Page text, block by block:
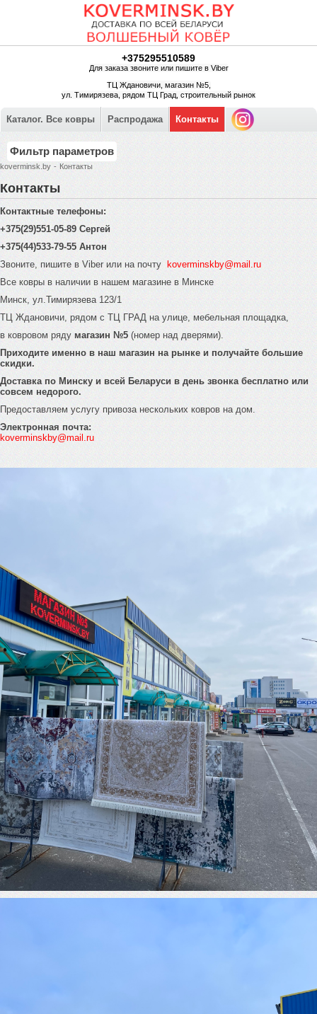
+375295510589
Для заказа звоните или пишите в Viber
ТЦ Ждановичи, магазин №5,
ул. Тимирязева, рядом ТЦ Град, строительный рынок
Каталог. Все ковры Распродажа Контакты
Фильтр параметров
koverminsk.by - Контакты
Контакты
Контактные телефоны:
+375(29)551-05-89 Сергей
+375(44)533-79-55 Антон
Звоните, пишите в Viber или на почту
koverminskby@mail.ru
Все ковры в наличии в нашем магазине в Минске
Минск, ул.Тимирязева 123/1
ТЦ Ждановичи, рядом с ТЦ ГРАД на улице, мебельная площадка,
в ковровом ряду магазин №5 (номер над дверями).
Приходите именно в наш магазин на рынке и получайте большие
скидки.
Доставка по Минску и всей Беларуси в день звонка бесплатно или
совсем недорого.
Предоставляем услугу привоза нескольких ковров на дом.
Электронная почта:
koverminskby@mail.ru